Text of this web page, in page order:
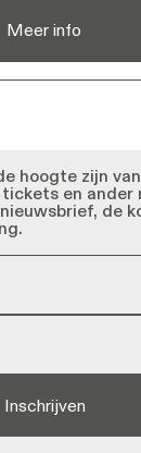
Meer info
hoogte zijn van
en ander
de
Inschrijven